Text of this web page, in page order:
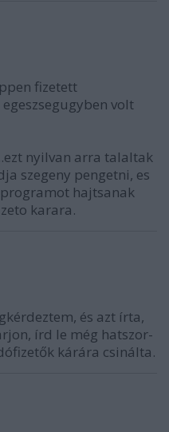
fizetett
volt
nyilvan arra talaltak
szegeny pengetni, es
hajtsanak
karara.
és azt írta,
írd le még hatszor-
kárára csinálta.